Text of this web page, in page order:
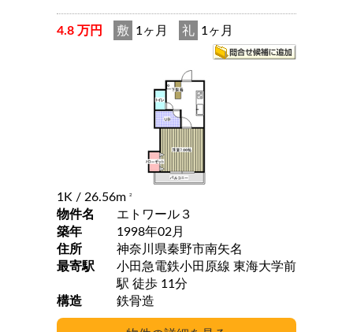
4.8 万円 敷 1ヶ月 礼 1ヶ月
1K / 26.56m 2
物件名
エトワール３
築年
1998年02月
住所
神奈川県秦野市南矢名
最寄駅
小田急電鉄小田原線 東海大学前
駅 徒歩 11分
構造
鉄骨造